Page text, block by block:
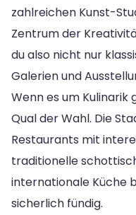
zahlreichen Kunst-
Zentrum der
du also nicht nur
Galerien und
Wenn es um Kulinarik
Qual der Wahl. Die
Restaurants mit
traditionelle
internationale Küche
sicherlich fündig.